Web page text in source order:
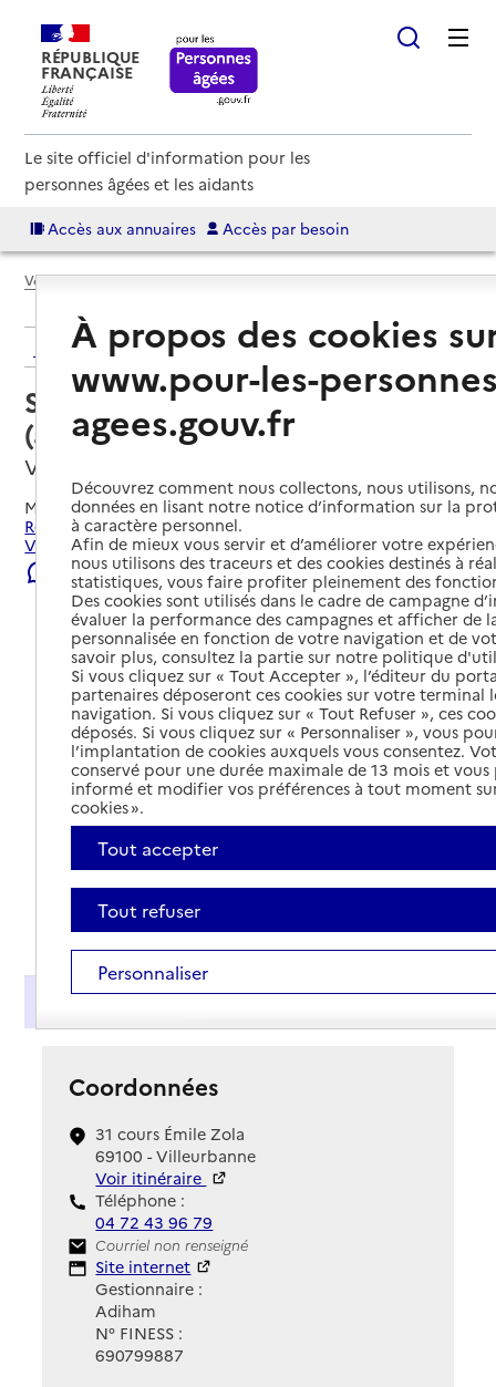
RÉPUBLIQUE
FRANÇAISE
Le site officiel d'information pour les
personnes âgées et les aidants
Accès aux annuaires Accès par besoin
Voir le fil d’Ariane
Retour aux résultats de l'annuaire
Service autonomie à domicile
(aide) – Adiham
Villeurbanne, METROPOLE DE LYON
Mis à jour le03/08/2026
Rechercher les établissements et services autour de
Villeurbanne.
Signaler une erreur
Présentation
Coordonnées
31 cours Émile Zola
69100 - Villeurbanne
Voir itinéraire
Téléphone :
04 72 43 96 79
Contact
Courriel non renseigné
Site Internet
Site internet
Gestionnaire :
Adiham
N° FINESS :
690799887
À propos des cookies
www.pour-les-
agees.gouv.fr
Découvrez comment nous collectons, nous utilisons,
données en lisant notre notice d’information sur la
à caractère personnel.
Afin de mieux vous servir et d’améliorer votre
nous utilisons des traceurs et des cookies destinés à
statistiques, vous faire profiter pleinement des
Des cookies sont utilisés dans le cadre de campagne
évaluer la performance des campagnes et afficher de
personnalisée en fonction de votre navigation et de
savoir plus, consultez la partie sur notre politique
Si vous cliquez sur « Tout Accepter », l’éditeur du
partenaires déposeront ces cookies sur votre terminal
navigation. Si vous cliquez sur « Tout Refuser », ces
déposés. Si vous cliquez sur « Personnaliser », vous
l’implantation de cookies auxquels vous consentez.
conservé pour une durée maximale de 13 mois et
informé et modifier vos préférences à tout moment
cookies ».
Tout accepter
Tout refuser
Personnaliser